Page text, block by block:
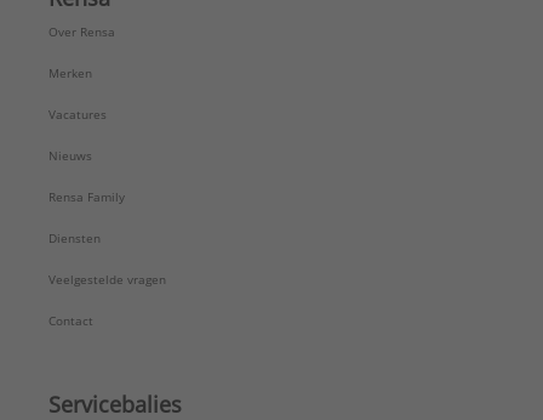
Over Rensa
Merken
Vacatures
Nieuws
Rensa Family
Diensten
Veelgestelde vragen
Contact
Servicebalies